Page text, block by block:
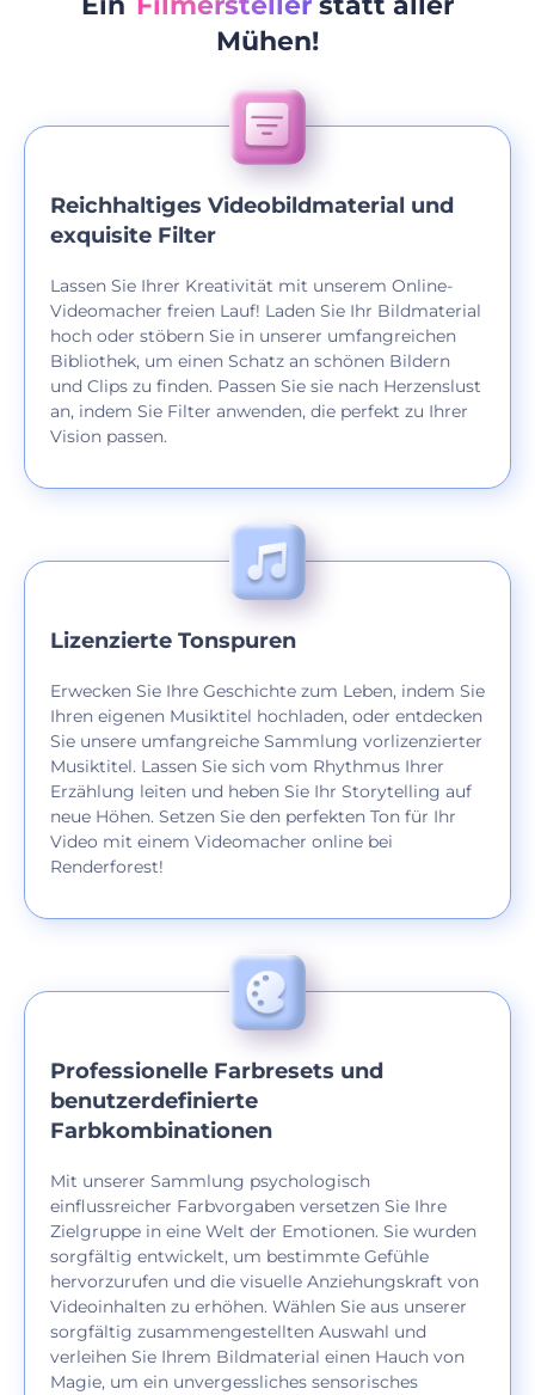
Mühen!
Reichhaltiges Videobildmaterial und
exquisite Filter
Lassen Sie Ihrer Kreativität mit unserem Online-
Videomacher freien Lauf! Laden Sie Ihr Bildmaterial
hoch oder stöbern Sie in unserer umfangreichen
Bibliothek, um einen Schatz an schönen Bildern
und Clips zu finden. Passen Sie sie nach Herzenslust
an, indem Sie Filter anwenden, die perfekt zu Ihrer
Vision passen.
Lizenzierte Tonspuren
Erwecken Sie Ihre Geschichte zum Leben, indem Sie
Ihren eigenen Musiktitel hochladen, oder entdecken
Sie unsere umfangreiche Sammlung vorlizenzierter
Musiktitel. Lassen Sie sich vom Rhythmus Ihrer
Erzählung leiten und heben Sie Ihr Storytelling auf
neue Höhen. Setzen Sie den perfekten Ton für Ihr
Video mit einem Videomacher online bei
Renderforest!
Professionelle Farbresets und
benutzerdefinierte
Farbkombinationen
Mit unserer Sammlung psychologisch
einflussreicher Farbvorgaben versetzen Sie Ihre
Zielgruppe in eine Welt der Emotionen. Sie wurden
sorgfältig entwickelt, um bestimmte Gefühle
hervorzurufen und die visuelle Anziehungskraft von
Videoinhalten zu erhöhen. Wählen Sie aus unserer
sorgfältig zusammengestellten Auswahl und
verleihen Sie Ihrem Bildmaterial einen Hauch von
Magie, um ein unvergessliches sensorisches